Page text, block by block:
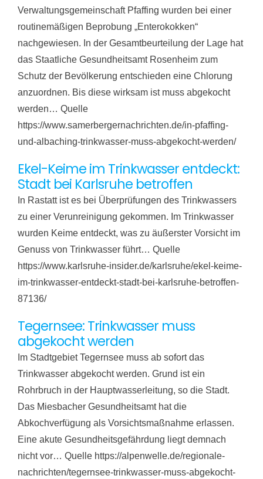
Verwaltungsgemeinschaft Pfaffing wurden bei einer
routinemäßigen Beprobung „Enterokokken“
nachgewiesen. In der Gesamtbeurteilung der Lage hat
das Staatliche Gesundheitsamt Rosenheim zum
Schutz der Bevölkerung entschieden eine Chlorung
anzuordnen. Bis diese wirksam ist muss abgekocht
werden… Quelle
https://www.samerbergernachrichten.de/in-pfaffing-
und-albaching-trinkwasser-muss-abgekocht-werden/
Ekel-Keime im Trinkwasser entdeckt:
Stadt bei Karlsruhe betroffen
In Rastatt ist es bei Überprüfungen des Trinkwassers
zu einer Verunreinigung gekommen. Im Trinkwasser
wurden Keime entdeckt, was zu äußerster Vorsicht im
Genuss von Trinkwasser führt… Quelle
https://www.karlsruhe-insider.de/karlsruhe/ekel-keime-
im-trinkwasser-entdeckt-stadt-bei-karlsruhe-betroffen-
87136/
Tegernsee: Trinkwasser muss
abgekocht werden
Im Stadtgebiet Tegernsee muss ab sofort das
Trinkwasser abgekocht werden. Grund ist ein
Rohrbruch in der Hauptwasserleitung, so die Stadt.
Das Miesbacher Gesundheitsamt hat die
Abkochverfügung als Vorsichtsmaßnahme erlassen.
Eine akute Gesundheitsgefährdung liegt demnach
nicht vor… Quelle https://alpenwelle.de/regionale-
nachrichten/tegernsee-trinkwasser-muss-abgekocht-